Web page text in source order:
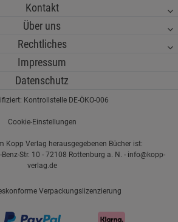
Kontakt
Über uns
Rechtliches
Impressum
Datenschutz
Kontrollstelle DE-ÖKO-006
Cookie-Einstellungen
Kopp Verlag herausgegebenen Bücher ist:
Str. 10 - 72108 Rottenburg a. N. - info@kopp-
verlag.de
Verpackungslizenzierung
(2)
(3)
anzeigen
Datenschutzerklärung Impressum